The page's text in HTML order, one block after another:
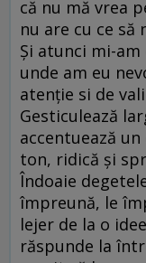
că nu mă vrea
nu are cu ce să
Și atunci mi-am
unde am eu
atenție si de
Gesticulează
accentuează
ton, ridică și
Îndoaie
împreună, le
lejer de la o
răspunde la